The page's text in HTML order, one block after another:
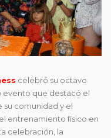
celebró su octavo
evento que destacó el
su comunidad y el
entrenamiento físico en
celebración, la